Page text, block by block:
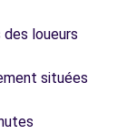
loueurs
situées